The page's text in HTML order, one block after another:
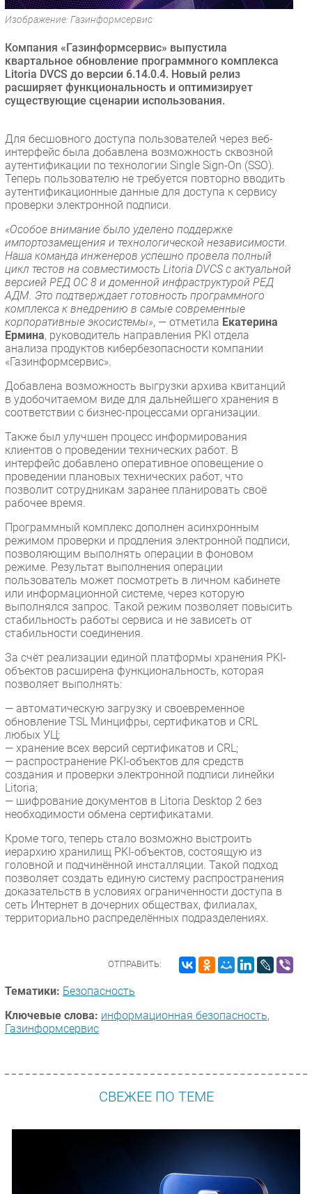
Безопасность
CIO/Управление ИТ
Гаджеты
Здоровье
РАЗДЕЛЫ
Новости
Аналитика
Интервью
Мероприятия
Проекты
IT класс
Тестовый стенд
Каталог компаний
Изображение: Газинформсервис
Компания «Газинформсервис» выпустила
квартальное обновление программного комплекса
Litoria DVCS до версии 6.14.0.4. Новый релиз
расширяет функциональность и оптимизирует
существующие сценарии использования.
Для бесшовного доступа пользователей через веб-
интерфейс была добавлена возможность сквозной
аутентификации по технологии Single Sign-On (SSO).
Теперь пользователю не требуется повторно вводить
аутентификационные данные для доступа к сервису
проверки электронной подписи.
«Особое внимание было уделено поддержке
импортозамещения и технологической независимости.
Наша команда инженеров успешно провела полный
цикл тестов на совместимость Litoria DVCS с актуальной
версией РЕД ОС 8 и доменной инфраструктурой РЕД
АДМ. Это подтверждает готовность программного
комплекса к внедрению в самые современные
корпоративные экосистемы», — отметила Екатерина
Ермина, руководитель направления PKI отдела
анализа продуктов кибербезопасности компании
«Газинформсервис».
Добавлена возможность выгрузки архива квитанций
в удобочитаемом виде для дальнейшего хранения в
соответствии с бизнес-процессами организации.
Также был улучшен процесс информирования
клиентов о проведении технических работ. В
интерфейс добавлено оперативное оповещение о
проведении плановых технических работ, что
позволит сотрудникам заранее планировать своё
рабочее время.
Программный комплекс дополнен асинхронным
режимом проверки и продления электронной подписи,
позволяющим выполнять операции в фоновом
режиме. Результат выполнения операции
пользователь может посмотреть в личном кабинете
или информационной системе, через которую
выполнялся запрос. Такой режим позволяет повысить
стабильность работы сервиса и не зависеть от
стабильности соединения.
За счёт реализации единой платформы хранения PKI-
объектов расширена функциональность, которая
позволяет выполнять:
— автоматическую загрузку и своевременное
обновление TSL Минцифры, сертификатов и CRL
любых УЦ;
— хранение всех версий сертификатов и CRL;
— распространение PKI-объектов для средств
создания и проверки электронной подписи линейки
Litoria;
— шифрование документов в Litoria Desktop 2 без
необходимости обмена сертификатами.
Кроме того, теперь стало возможно выстроить
иерархию хранилищ PKI-объектов, состоящую из
головной и подчинённой инсталляции. Такой подход
позволяет создать единую систему распространения
доказательств в условиях ограниченности доступа в
сеть Интернет в дочерних обществах, филиалах,
территориально распределённых подразделениях.
ОТПРАВИТЬ:
Тематики: Безопасность
Ключевые слова: информационная безопасность,
Газинформсервис
СВЕЖЕЕ ПО ТЕМЕ